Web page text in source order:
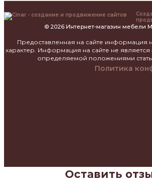
© 2026 Интернет-магазин мебели
Предоставленная на сайте информация
характер. Информация на сайте не
определяемой положениями
Политика
Оставить